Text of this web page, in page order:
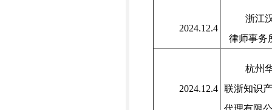
2024.12.4
浙江
律师事务
2024.12.4
杭州
联浙知识